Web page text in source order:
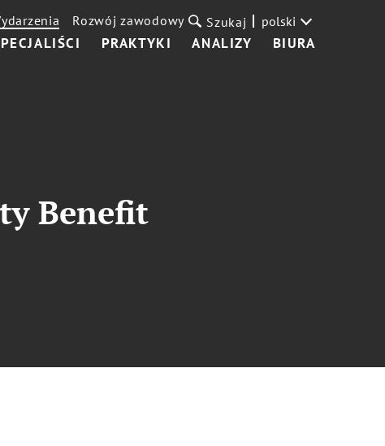
PRAKTYKI ANALIZY BIURA
Rozwój zawodowy Szukaj polski
Benefit